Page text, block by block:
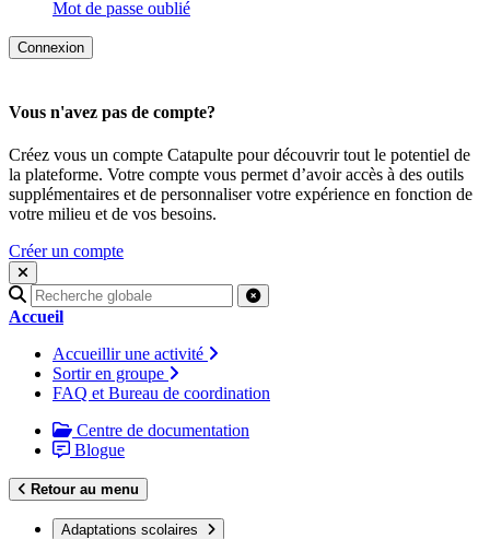
Mot de passe oublié
Vous n'avez pas de compte?
Créez vous un compte Catapulte pour découvrir tout le potentiel de
la plateforme. Votre compte vous permet d’avoir accès à des outils
supplémentaires et de personnaliser votre expérience en fonction de
votre milieu et de vos besoins.
Créer un compte
Recherche
pour
Accueil
Accueillir une activité
Sortir en groupe
FAQ et Bureau de coordination
Centre de documentation
Blogue
Retour au menu
Adaptations scolaires